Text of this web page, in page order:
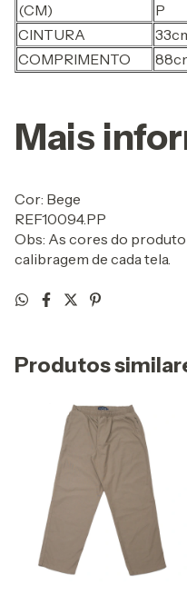
(CM) P
CINTURA
COMPRIMENTO
Mais
Cor: Bege
REF10094.PP
Obs: As cores do
calibragem de cada tela.
Produtos